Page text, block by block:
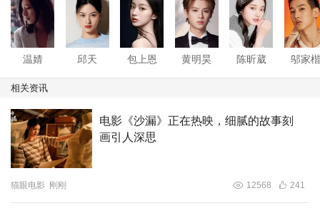
温婧 邱天 包上恩 黄明昊 陈昕葳 邬家
相关资讯
电影《沙漏》正在热映，细腻的故事刻
画引人深思
猫眼电影 刚刚 12568 241